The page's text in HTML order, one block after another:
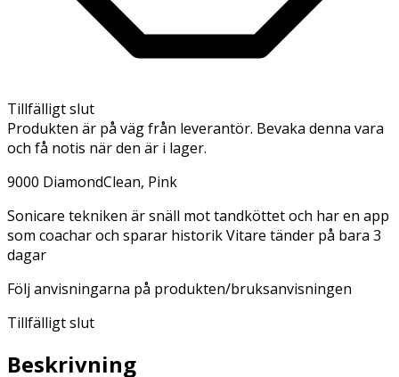
Tillfälligt slut
Produkten är på väg från leverantör. Bevaka denna vara
och få notis när den är i lager.
9000 DiamondClean, Pink
Sonicare tekniken är snäll mot tandköttet och har en app
som coachar och sparar historik Vitare tänder på bara 3
dagar
Följ anvisningarna på produkten/bruksanvisningen
Tillfälligt slut
Beskrivning